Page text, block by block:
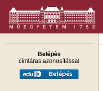
Belépés
címtáras azonosítással